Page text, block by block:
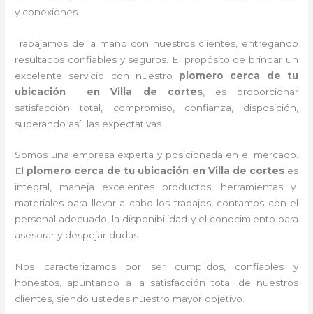
y conexiones.
Trabajamos de la mano con nuestros clientes, entregando
resultados confiables y seguros. El propósito de brindar un
excelente servicio con nuestro plomero cerca de tu
ubicación enVilla de cortes, es proporcionar
satisfacción total, compromiso, confianza, disposición,
superando así las expectativas.
Somos una empresa experta y posicionada en el mercado.
El plomero cerca de tu ubicación en Villa de cortes es
integral, maneja excelentes productos, herramientas y
materiales para llevar a cabo los trabajos, contamos con el
personal adecuado, la disponibilidad y el conocimiento para
asesorar y despejar dudas.
Nos caracterizamos por ser cumplidos, confiables y
honestos, apuntando a la satisfacción total de nuestros
clientes, siendo ustedes nuestro mayor objetivo.